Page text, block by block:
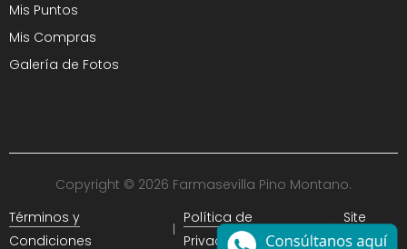
Mis Puntos
Mis Compras
Galería de Fotos
Copyright © 2026 Farmasevilla Pino Montano.
Términos y
Condiciones
Política de
Privacidad
Site
Map